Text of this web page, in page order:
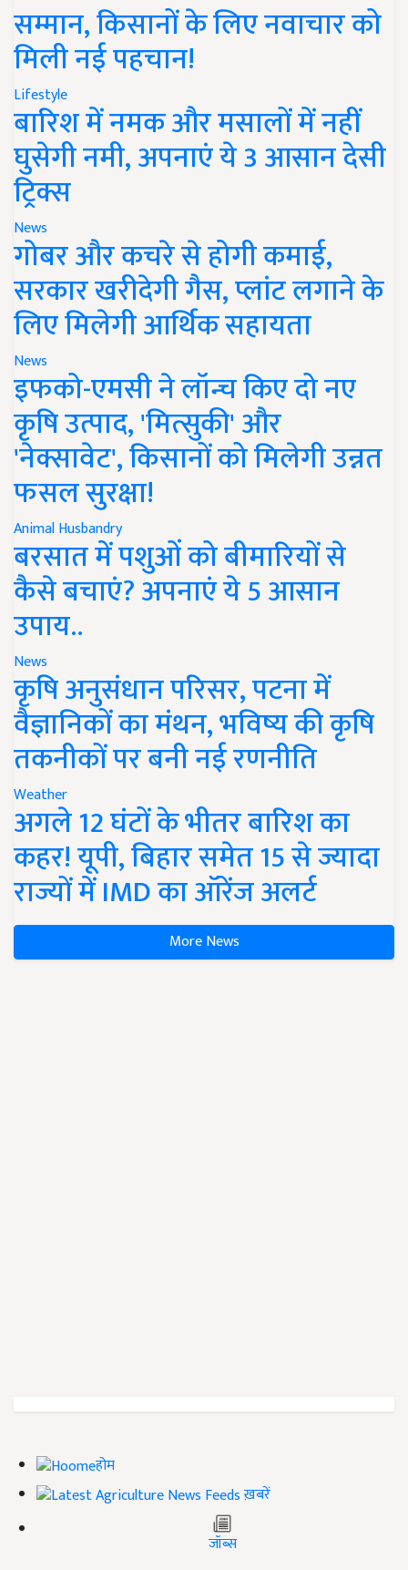
सम्मान, किसानों के लिए नवाचार को
मिली नई पहचान!
Lifestyle
बारिश में नमक और मसालों में नहीं
घुसेगी नमी, अपनाएं ये 3 आसान देसी
ट्रिक्स
News
गोबर और कचरे से होगी कमाई,
सरकार खरीदेगी गैस, प्लांट लगाने के
लिए मिलेगी आर्थिक सहायता
News
इफको-एमसी ने लॉन्च किए दो नए
कृषि उत्पाद, 'मित्सुकी' और
'नेक्सावेट', किसानों को मिलेगी उन्नत
फसल सुरक्षा!
Animal Husbandry
बरसात में पशुओं को बीमारियों से
कैसे बचाएं? अपनाएं ये 5 आसान
उपाय..
News
कृषि अनुसंधान परिसर, पटना में
वैज्ञानिकों का मंथन, भविष्य की कृषि
तकनीकों पर बनी नई रणनीति
Weather
अगले 12 घंटों के भीतर बारिश का
कहर! यूपी, बिहार समेत 15 से ज्यादा
राज्यों में IMD का ऑरेंज अलर्ट
More News
होम
ख़बरें
जॉब्स